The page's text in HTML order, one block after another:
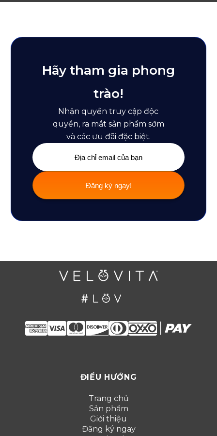
Hãy tham gia phong
trào!
Nhận quyền truy cập độc
quyền, ra mắt sản phẩm sớm
và các ưu đãi đặc biệt.
ĐIỀU HƯỚNG
Trang chủ
Sản phẩm
Giới thiệu
Đăng ký ngay